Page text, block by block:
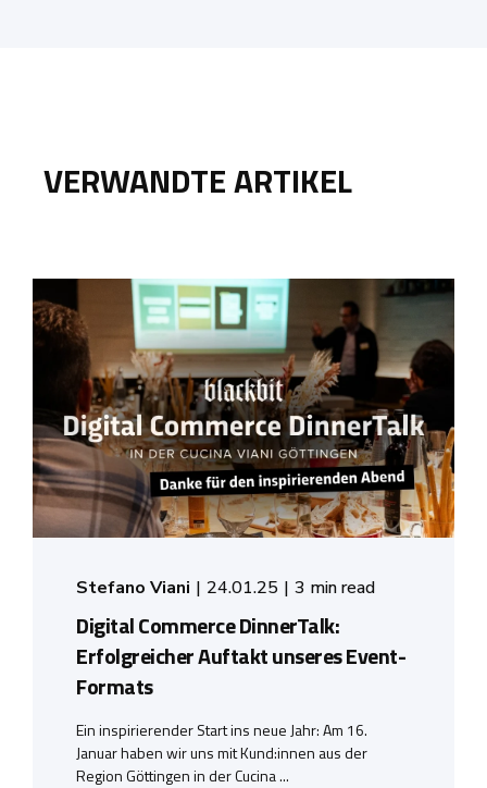
VERWANDTE ARTIKEL
Stefano Viani 24.01.25 3 min read
Digital Commerce DinnerTalk:
Erfolgreicher Auftakt unseres Event-
Formats
Ein inspirierender Start ins neue Jahr: Am 16.
Januar haben wir uns mit Kund:innen aus der
Region Göttingen in der Cucina ...